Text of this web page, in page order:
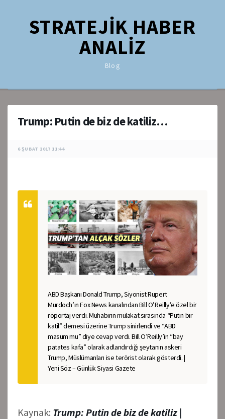
STRATEJİK HABER
ANALİZ
Blog
Trump: Putin de biz de katiliz…
6 ŞUBAT 2017 11:44
ABD Başkanı Donald Trump, Siyonist Rupert
Murdoch’ın Fox News kanalından Bill O’Reilly’e özel bir
röportaj verdi. Muhabirin mülakat sırasında “Putin bir
katil” demesi üzerine Trump sinirlendi ve “ABD
masum mu” diye cevap verdi. Bill O’Reilly’in “bay
patates kafa” olarak adlandırdığı şeytanın askeri
Trump, Müslümanları ise terörist olarak gösterdi. |
Yeni Söz – Günlük Siyasi Gazete
Kaynak: Trump: Putin de biz de katiliz |